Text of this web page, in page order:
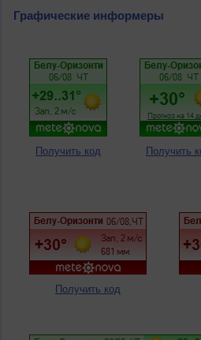
Графические информеры
Получить код
Получить
Получить код